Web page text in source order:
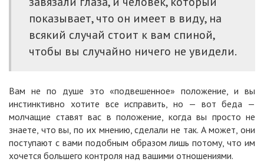
показывает, что он имеет в виду, на
всякий случай стоит к вам спиной,
чтобы вы случайно ничего не увидели.
Вам не по душе это «подвешенное» положение, и вы
инстинктивно хотите все исправить, но — вот беда —
молчащие ставят вас в положение, когда вы просто не
знаете, что вы, по их мнению, сделали не так. А может, они
поступают с вами подобным образом лишь потому, что им
хочется большего контроля над вашими отношениями.